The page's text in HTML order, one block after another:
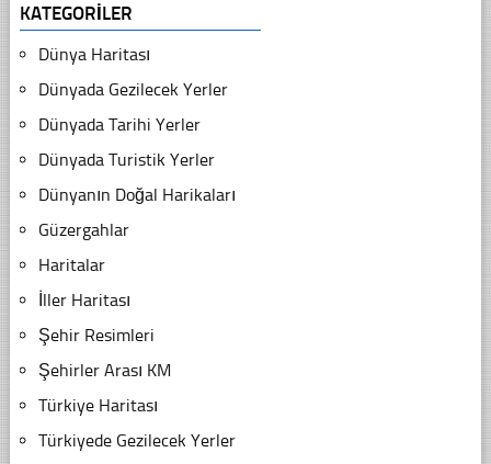
KATEGORILER
Dünya Haritası
Dünyada Gezilecek Yerler
Dünyada Tarihi Yerler
Dünyada Turistik Yerler
Dünyanın Doğal Harikaları
Güzergahlar
Haritalar
İller Haritası
Şehir Resimleri
Şehirler Arası KM
Türkiye Haritası
Türkiyede Gezilecek Yerler